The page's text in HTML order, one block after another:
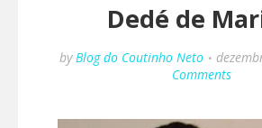
Dedé de
by Blog do Coutinho Neto
Comments